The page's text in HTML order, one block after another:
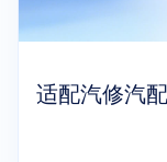
适配汽修汽